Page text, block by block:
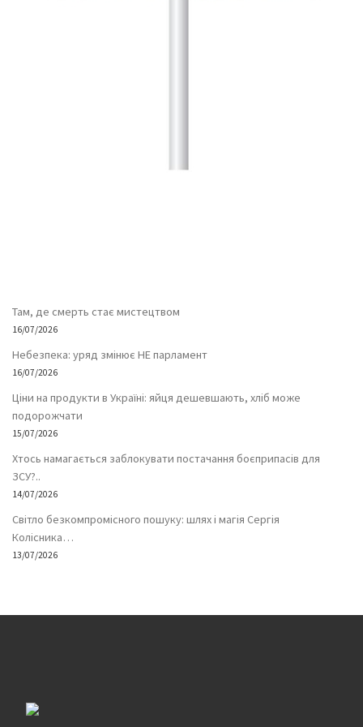
Там, де смерть стає мистецтвом
16/07/2026
Небезпека: уряд змінює НЕ парламент
16/07/2026
Ціни на продукти в Україні: яйця дешевшають, хліб може
подорожчати
15/07/2026
Хтось намагається заблокувати постачання боєприпасів для
ЗСУ?..
14/07/2026
Світло безкомпромісного пошуку: шлях і магія Сергія
Колісника…
13/07/2026